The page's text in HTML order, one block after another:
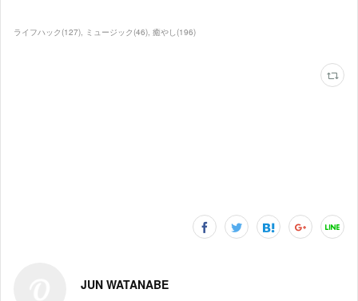
ライフハック(127) ミュージック(46) 癒やし(196)
JUN WATANABE